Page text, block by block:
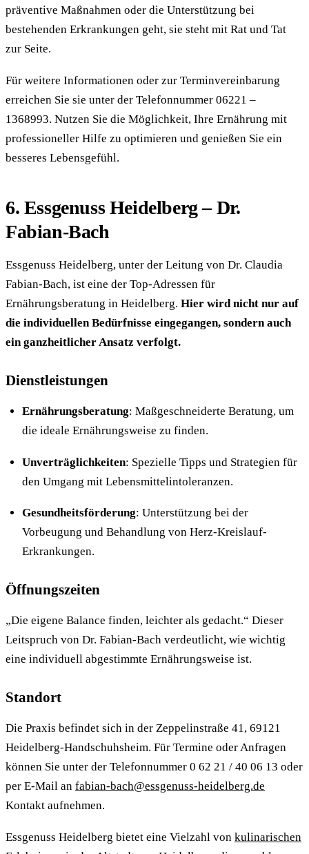
präventive Maßnahmen oder die Unterstützung bei
bestehenden Erkrankungen geht, sie steht mit Rat und Tat
zur Seite.
Für weitere Informationen oder zur Terminvereinbarung
erreichen Sie sie unter der Telefonnummer 06221 –
1368993. Nutzen Sie die Möglichkeit, Ihre Ernährung mit
professioneller Hilfe zu optimieren und genießen Sie ein
besseres Lebensgefühl.
6. Essgenuss Heidelberg – Dr.
Fabian-Bach
Essgenuss Heidelberg, unter der Leitung von Dr. Claudia
Fabian-Bach, ist eine der Top-Adressen für
Ernährungsberatung in Heidelberg. Hier wird nicht nur auf
die individuellen Bedürfnisse eingegangen, sondern auch
ein ganzheitlicher Ansatz verfolgt.
Dienstleistungen
Ernährungsberatung: Maßgeschneiderte Beratung, um
die ideale Ernährungsweise zu finden.
Unverträglichkeiten: Spezielle Tipps und Strategien für
den Umgang mit Lebensmittelintoleranzen.
Gesundheitsförderung: Unterstützung bei der
Vorbeugung und Behandlung von Herz-Kreislauf-
Erkrankungen.
Öffnungszeiten
„Die eigene Balance finden, leichter als gedacht.“ Dieser
Leitspruch von Dr. Fabian-Bach verdeutlicht, wie wichtig
eine individuell abgestimmte Ernährungsweise ist.
Standort
Die Praxis befindet sich in der Zeppelinstraße 41, 69121
Heidelberg-Handschuhsheim. Für Termine oder Anfragen
können Sie unter der Telefonnummer 0 62 21 / 40 06 13 oder
per E-Mail an fabian-bach@essgenuss-heidelberg.de
Kontakt aufnehmen.
Essgenuss Heidelberg bietet eine Vielzahl von kulinarischen